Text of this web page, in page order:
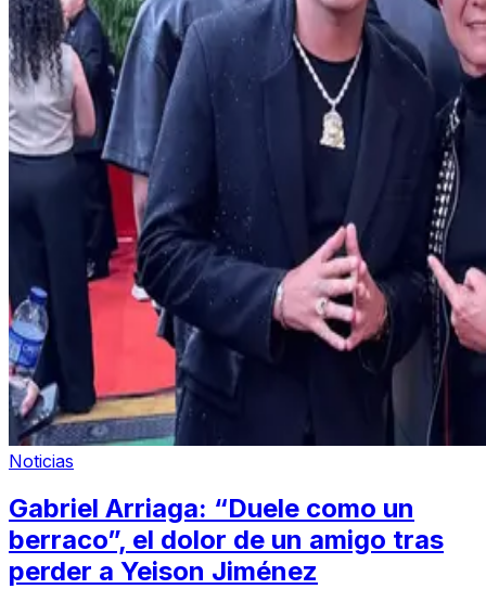
Noticias
Gabriel Arriaga: “Duele como un
berraco”, el dolor de un amigo tras
perder a Yeison Jiménez